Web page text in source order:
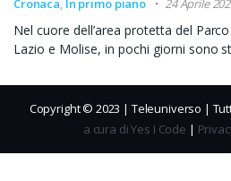
Cronaca, In primo piano 24 Aprile
Nel cuore dell’area protetta del
Lazio e Molise, in pochi giorni sono
Copyright © 2023 | Teleuniverso |
a cura di Yes I Code |